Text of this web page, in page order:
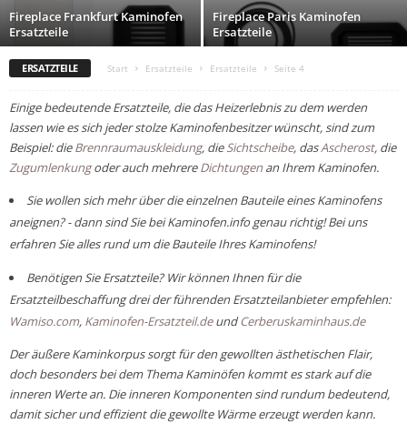
Fireplace Frankfurt Kaminofen
Ersatzteile
Fireplace Paris Kaminofen
Ersatzteile
ERSATZTEILE Start Ersatzteile Ersatzteile Seite 4
Einige bedeutende Ersatzteile, die das Heizerlebnis zu dem werden
lassen wie es sich jeder stolze Kaminofenbesitzer wünscht, sind zum
Beispiel: dieBrennraumauskleidung, dieSichtscheibe, dasAscherost, die
Zugumlenkungoder auch mehrereDichtungen an Ihrem Kaminofen.
Sie wollen sich mehr über die einzelnen Bauteile eines Kaminofens
aneignen? - dann sind Sie bei Kaminofen.info genau richtig! Bei uns
erfahren Sie alles rund um die Bauteile Ihres Kaminofens!
Benötigen Sie Ersatzteile? Wir können Ihnen für die
Ersatzteilbeschaffung drei der führenden Ersatzteilanbieter empfehlen:
Wamiso.com, Kaminofen-Ersatzteil.deundCerberuskaminhaus.de
Der äußere Kaminkorpus sorgt für den gewollten ästhetischen Flair,
doch besonders bei dem Thema Kaminöfen kommt es stark auf die
inneren Werte an. Die inneren Komponenten sind rundum bedeutend,
damit sicher und effizient die gewollte Wärme erzeugt werden kann.